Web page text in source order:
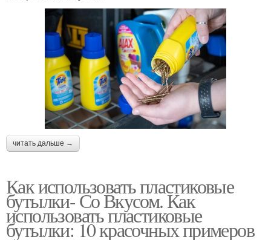
читать дальше →
Как использовать пластиковые
бутылки- Со Вкусом. Как
использовать пластиковые
бутылки: 10 красочных примеров